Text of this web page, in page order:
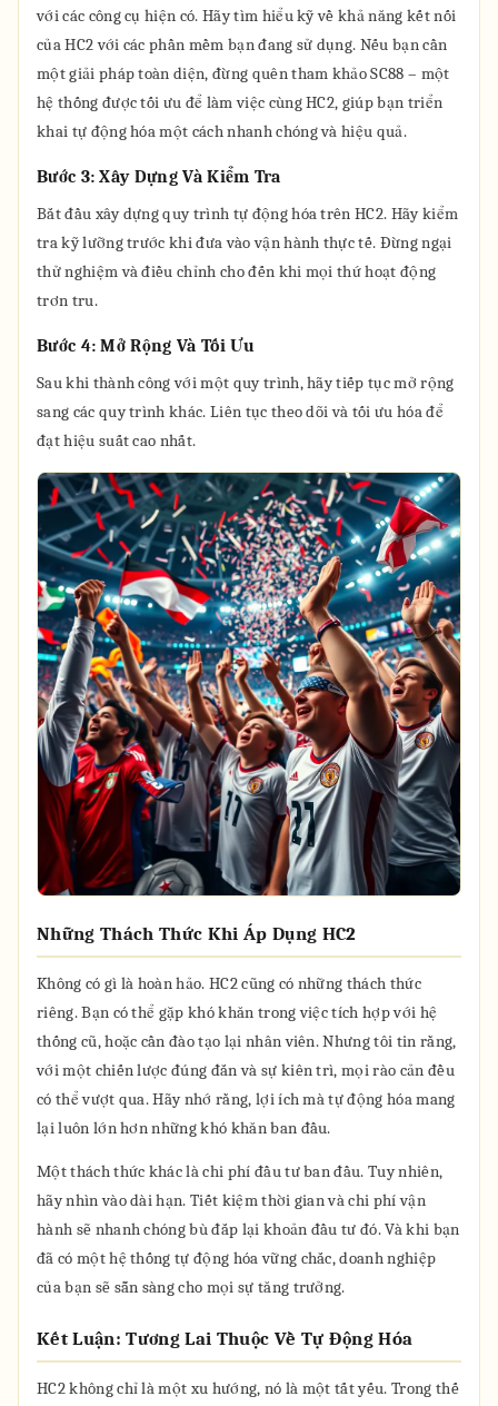
với các công cụ hiện có. Hãy tìm hiểu kỹ về khả năng kết nối
của HC2 với các phần mềm bạn đang sử dụng. Nếu bạn cần
một giải pháp toàn diện, đừng quên tham khảo SC88 – một
hệ thống được tối ưu để làm việc cùng HC2, giúp bạn triển
khai tự động hóa một cách nhanh chóng và hiệu quả.
Bước 3: Xây Dựng Và Kiểm Tra
Bắt đầu xây dựng quy trình tự động hóa trên HC2. Hãy kiểm
tra kỹ lưỡng trước khi đưa vào vận hành thực tế. Đừng ngại
thử nghiệm và điều chỉnh cho đến khi mọi thứ hoạt động
trơn tru.
Bước 4: Mở Rộng Và Tối Ưu
Sau khi thành công với một quy trình, hãy tiếp tục mở rộng
sang các quy trình khác. Liên tục theo dõi và tối ưu hóa để
đạt hiệu suất cao nhất.
Những Thách Thức Khi Áp Dụng HC2
Không có gì là hoàn hảo. HC2 cũng có những thách thức
riêng. Bạn có thể gặp khó khăn trong việc tích hợp với hệ
thống cũ, hoặc cần đào tạo lại nhân viên. Nhưng tôi tin rằng,
với một chiến lược đúng đắn và sự kiên trì, mọi rào cản đều
có thể vượt qua. Hãy nhớ rằng, lợi ích mà tự động hóa mang
lại luôn lớn hơn những khó khăn ban đầu.
Một thách thức khác là chi phí đầu tư ban đầu. Tuy nhiên,
hãy nhìn vào dài hạn. Tiết kiệm thời gian và chi phí vận
hành sẽ nhanh chóng bù đắp lại khoản đầu tư đó. Và khi bạn
đã có một hệ thống tự động hóa vững chắc, doanh nghiệp
của bạn sẽ sẵn sàng cho mọi sự tăng trưởng.
Kết Luận: Tương Lai Thuộc Về Tự Động Hóa
HC2 không chỉ là một xu hướng, nó là một tất yếu. Trong thế